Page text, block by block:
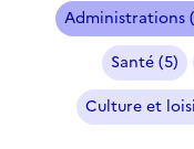
Administrations
Santé (5)
Culture et